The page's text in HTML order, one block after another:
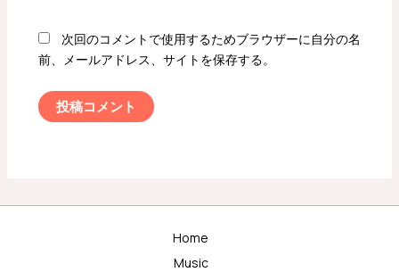
次回のコメントで使用するためブラウザーに自分の名
前、メールアドレス、サイトを保存する。
Home
Music